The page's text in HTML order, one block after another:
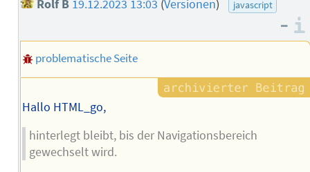
Rolf B 19.12.2023 13:03 (Versionen) javascript
–
problematische Seite
Hallo HTML_go,
hinterlegt bleibt, bis der Navigationsbereich
gewechselt wird.